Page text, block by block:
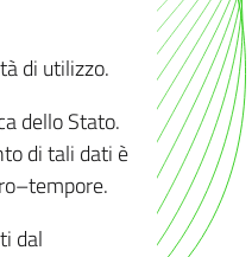
di utilizzo.
dello Stato.
di tali dati è
dal